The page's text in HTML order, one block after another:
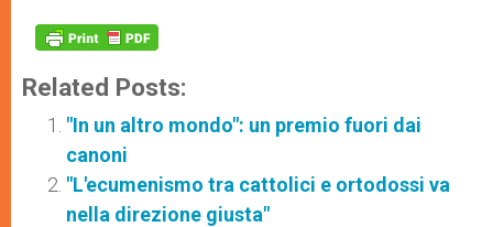
Related Posts:
"In un altro mondo": un premio fuori dai
canoni
"L'ecumenismo tra cattolici e ortodossi va
nella direzione giusta"